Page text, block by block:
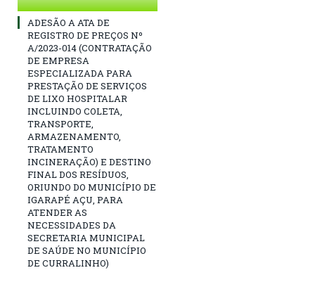
ADESÃO A ATA DE
REGISTRO DE PREÇOS Nº
A/2023-014 (CONTRATAÇÃO
DE EMPRESA
ESPECIALIZADA PARA
PRESTAÇÃO DE SERVIÇOS
DE LIXO HOSPITALAR
INCLUINDO COLETA,
TRANSPORTE,
ARMAZENAMENTO,
TRATAMENTO
INCINERAÇÃO) E DESTINO
FINAL DOS RESÍDUOS,
ORIUNDO DO MUNICÍPIO DE
IGARAPÉ AÇU, PARA
ATENDER AS
NECESSIDADES DA
SECRETARIA MUNICIPAL
DE SAÚDE NO MUNICÍPIO
DE CURRALINHO)